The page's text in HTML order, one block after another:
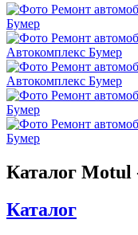
Каталог Motul
Каталог